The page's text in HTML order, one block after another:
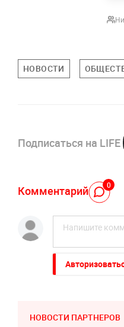
НОВОСТИ
Подписаться на LIFE
Комментарий 0
НОВОСТИ ПАРТНЕРОВ